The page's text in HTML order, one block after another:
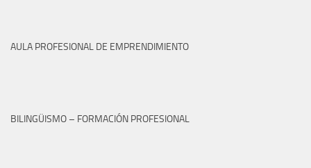
AULA PROFESIONAL DE EMPRENDIMIENTO
BILINGÜISMO – FORMACIÓN PROFESIONAL